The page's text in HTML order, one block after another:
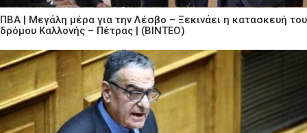
ΠΒΑ | Μεγάλη μέρα για την Λέσβο – Ξεκινάει η κατασκευή του
δρόμου Καλλονής – Πέτρας | (ΒΙΝΤΕΟ)